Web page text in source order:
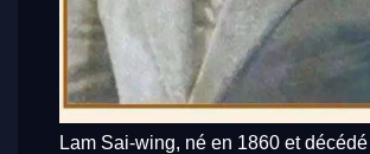
Lam Sai-wing, né en 1860 et